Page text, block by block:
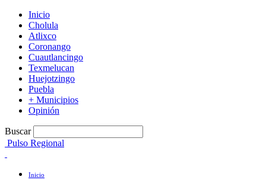
Inicio
Cholula
Atlixco
Coronango
Cuautlancingo
Texmelucan
Huejotzingo
Puebla
+ Municipios
Opinión
Buscar
Pulso Regional
Inicio